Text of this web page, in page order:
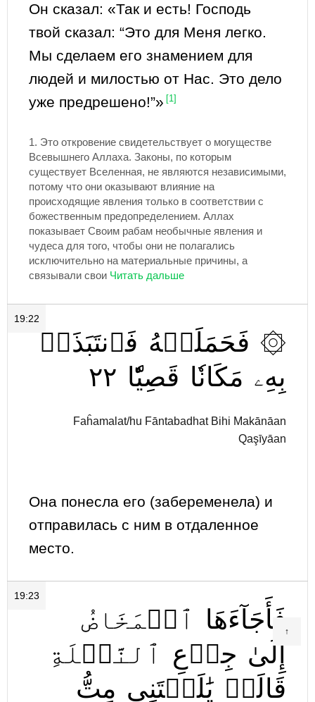
Он сказал: «Так и есть! Господь
твой сказал: “Это для Меня легко.
Мы сделаем его знамением для
людей и милостью от Нас. Это дело
уже предрешено!”»
[1]
1. Это откровение свидетельствует о могуществе
Всевышнего Аллаха. Законы, по которым
существует Вселенная, не являются независимыми,
потому что они оказывают влияние на
происходящие явления только в соответствии с
божественным предопределением. Аллах
показывает Своим рабам необычные явления и
чудеса для того, чтобы они не полагались
исключительно на материальные причины, а
связывали свои
19:22
۞ فَحَمَلَتۡهُ فَٱنتَبَذَتۡ
بِهِۦ مَكَانٗا قَصِيّٗا ٢٢
Faĥamalat/hu Fāntabadhat Bihi Makānāan
Qaşīyāan
Она понесла его (забеременела) и
отправилась с ним в отдаленное
место.
19:23
فَأَجَآءَهَا ٱلۡمَخَاضُ
إِلَىٰ جِذۡعِ ٱلنَّخۡلَةِ
قَالَتۡ يَٰلَيۡتَنِي مِتُّ
↑